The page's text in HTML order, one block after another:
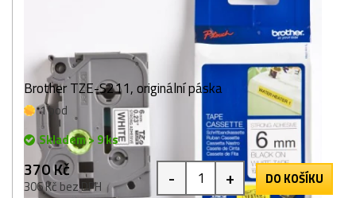
Brother TZE-S211, originální páska
1 bod
Skladem > 9 ks
370 Kč
306 Kč bez DPH - + DO KOŠÍKU